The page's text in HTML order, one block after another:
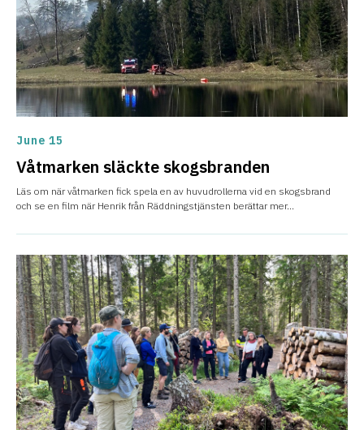
June 15
Våtmarken släckte skogsbranden
Läs om när våtmarken fick spela en av huvudrollerna vid en skogsbrand
och se en film när Henrik från Räddningstjänsten berättar mer...